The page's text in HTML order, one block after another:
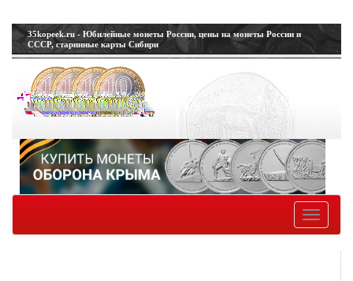
35kopeek.ru - Юбилейные монеты России, цены на монеты России и
СССР, старинные карты Сибири
Toggle